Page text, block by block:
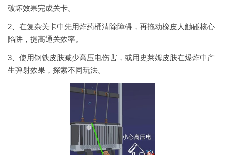
破坏效果完成关卡。
2、在复杂关卡中先用炸药桶清除障碍，再拖动橡皮人触碰核心
陷阱，提高通关效率。
3、使用钢铁皮肤减少高压电伤害，或用史莱姆皮肤在爆炸中产
生弹射效果，探索不同玩法。